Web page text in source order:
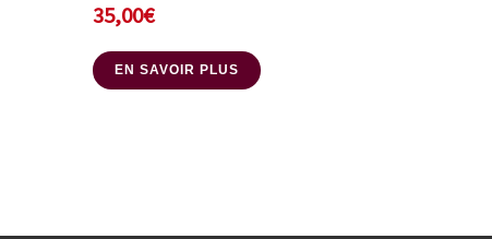
35,00€
EN SAVOIR PLUS